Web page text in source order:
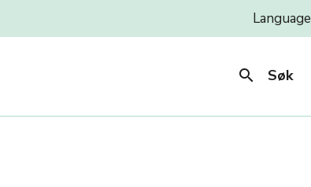
Language
search Søk